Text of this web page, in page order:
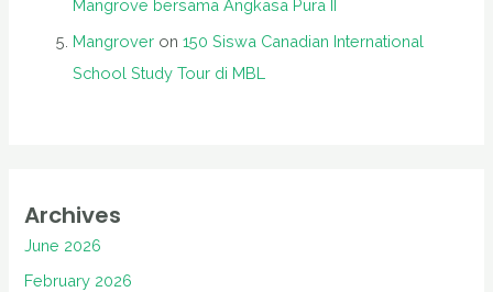
Mangrove bersama Angkasa Pura II
Mangrover on150 Siswa Canadian International
School Study Tour di MBL
Archives
June 2026
February 2026